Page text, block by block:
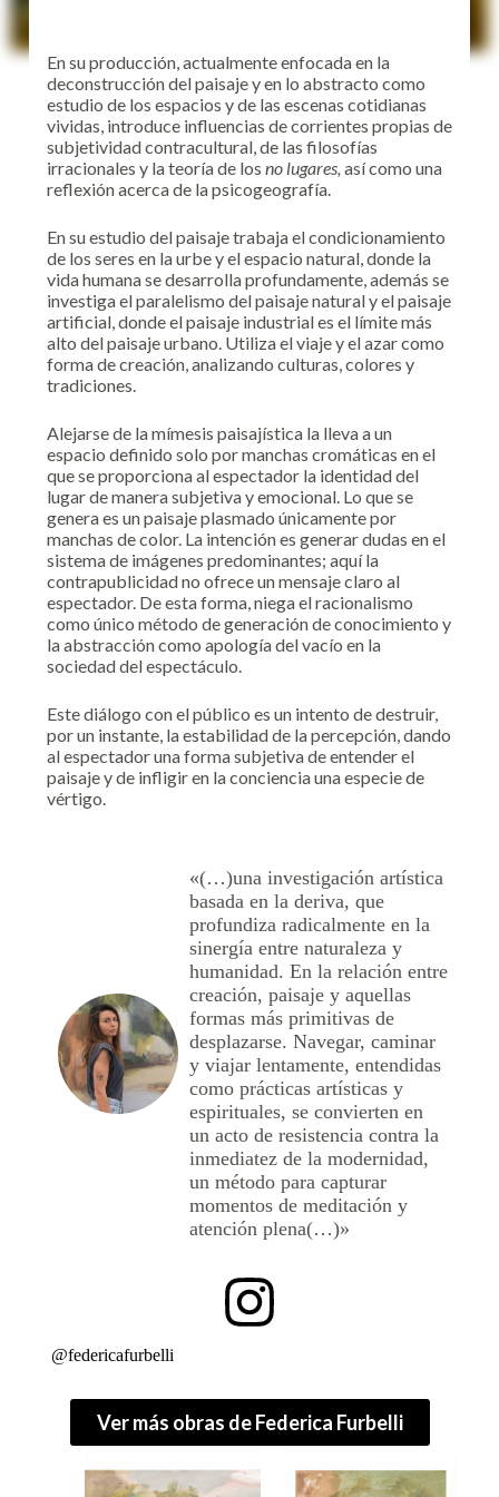
En su producción, actualmente enfocada en la
deconstrucción del paisaje y en lo abstracto como
estudio de los espacios y de las escenas cotidianas
vividas, introduce influencias de corrientes propias de
subjetividad contracultural, de las filosofías
irracionales y la teoría de los no lugares, así como una
reflexión acerca de la psicogeografía.
En su estudio del paisaje trabaja el condicionamiento
de los seres en la urbe y el espacio natural, donde la
vida humana se desarrolla profundamente, además se
investiga el paralelismo del paisaje natural y el paisaje
artificial, donde el paisaje industrial es el límite más
alto del paisaje urbano. Utiliza el viaje y el azar como
forma de creación, analizando culturas, colores y
tradiciones.
Alejarse de la mímesis paisajística la lleva a un
espacio definido solo por manchas cromáticas en el
que se proporciona al espectador la identidad del
lugar de manera subjetiva y emocional. Lo que se
genera es un paisaje plasmado únicamente por
manchas de color. La intención es generar dudas en el
sistema de imágenes predominantes; aquí la
contrapublicidad no ofrece un mensaje claro al
espectador. De esta forma, niega el racionalismo
como único método de generación de conocimiento y
la abstracción como apología del vacío en la
sociedad del espectáculo.
Este diálogo con el público es un intento de destruir,
por un instante, la estabilidad de la percepción, dando
al espectador una forma subjetiva de entender el
paisaje y de infligir en la conciencia una especie de
vértigo.
«(…)una investigación artística
basada en la deriva, que
profundiza radicalmente en la
sinergía entre naturaleza y
humanidad. En la relación entre
creación, paisaje y aquellas
formas más primitivas de
desplazarse. Navegar, caminar
y viajar lentamente, entendidas
como prácticas artísticas y
espirituales, se convierten en
un acto de resistencia contra la
inmediatez de la modernidad,
un método para capturar
momentos de meditación y
atención plena(…)»
@federicafurbelli
Ver más obras de Federica Furbelli